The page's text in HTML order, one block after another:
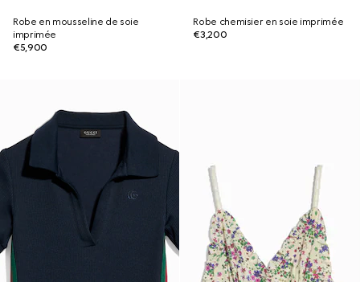
Robe en mousseline de soie
imprimée
€5,900
Robe chemisier en soie imprimée
€3,200